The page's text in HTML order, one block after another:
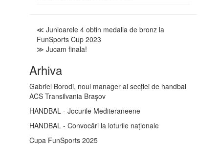
≪ Junioarele 4 obtin medalia de bronz la
FunSports Cup 2023
≫ Jucam finala!
Arhiva
Gabriel Borodi, noul manager al secției de handbal
ACS Transilvania Brașov
HANDBAL - Jocurile Mediteraneene
HANDBAL - Convocări la loturile naționale
Cupa FunSports 2025